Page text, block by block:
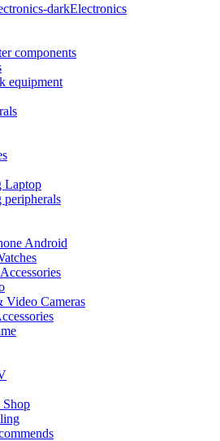
Electronics
components
equipment
Laptop
peripherals
Android
Video Cameras
Shop